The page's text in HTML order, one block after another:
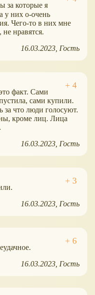
за которые я
у них о-очень
Чего-то в них мне
нравятся.
16.03.2023 Гость
факт. Сами
сами купили.
что люди голосуют.
кроме лиц. Лица
16.03.2023 Гость
16.03.2023 Гость
16.03.2023 Гость